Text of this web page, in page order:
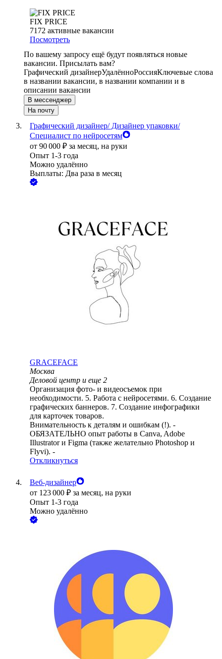
FIX PRICE
7172 активные вакансии
Посмотреть
По вашему запросу ещё будут появляться новые
вакансии. Присылать вам?
Графический дизайнерУдалённоРоссияКлючевые слова
в названии вакансии, в названии компании и в
описании вакансии
В мессенджер
На почту
Графический дизайнер/ Дизайнер упаковки/
Специалист по нейросетям
от 90 000 ₽ за месяц, на руки
Опыт 1-3 года
Можно удалённо
Выплаты: Два раза в месяц
GRACEFACE
Москва
Деловой центр и еще 2
Организация фото- и видеосъемок при
необходимости. 5. Работа с нейросетями. 6. Создание
графических баннеров. 7. Создание инфографики
для карточек товаров.
Внимательность к деталям и ошибкам (!). -
ОБЯЗАТЕЛЬНО опыт работы в Canva, Adobe
Illustrator и Figma (также желательно Photoshop и
Flyvi). -
Откликнуться
Веб-дизайнер
от 123 000 ₽ за месяц, на руки
Опыт 1-3 года
Можно удалённо